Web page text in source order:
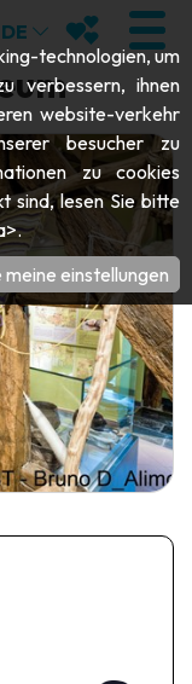
FÜR
SUCHEN
DE MEINE
technologien, um
verbessern, ihnen
website-verkehr
besucher zu
zu cookies
sind, lesen Sie bitte
einstellungen